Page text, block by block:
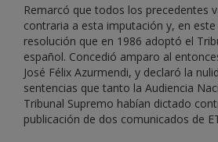
Remarcó que todos los precedentes
contraria a esta imputación y, en
resolución que en 1986 adoptó el
español. Concedió amparo al entonces
José Félix Azurmendi, y declaró la
sentencias que tanto la Audiencia
Tribunal Supremo habían dictado
publicación de dos comunicados de